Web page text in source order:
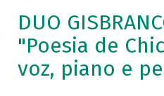
DUO
"Poesia de
voz, piano e